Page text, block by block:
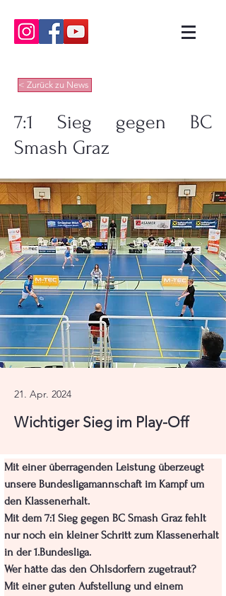
< Zurück zu News
7:1 Sieg gegen BC
Smash Graz
21. Apr. 2024
Wichtiger Sieg im Play-Off
Mit einer überragenden Leistung überzeugt
unsere Bundesligamannschaft im Kampf um
den Klassenerhalt.
Mit dem 7:1 Sieg gegen BC Smash Graz fehlt
nur noch ein kleiner Schritt zum Klassenerhalt
in der 1.Bundesliga.
Wer hätte das den Ohlsdorfern zugetraut?
Mit einer guten Aufstellung und einem